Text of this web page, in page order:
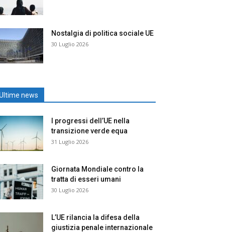
Nostalgia di politica sociale UE
30 Luglio 2026
news
I progressi dell’UE nella
transizione verde equa
31 Luglio 2026
Giornata Mondiale contro la
tratta di esseri umani
30 Luglio 2026
L’UE rilancia la difesa della
giustizia penale internazionale